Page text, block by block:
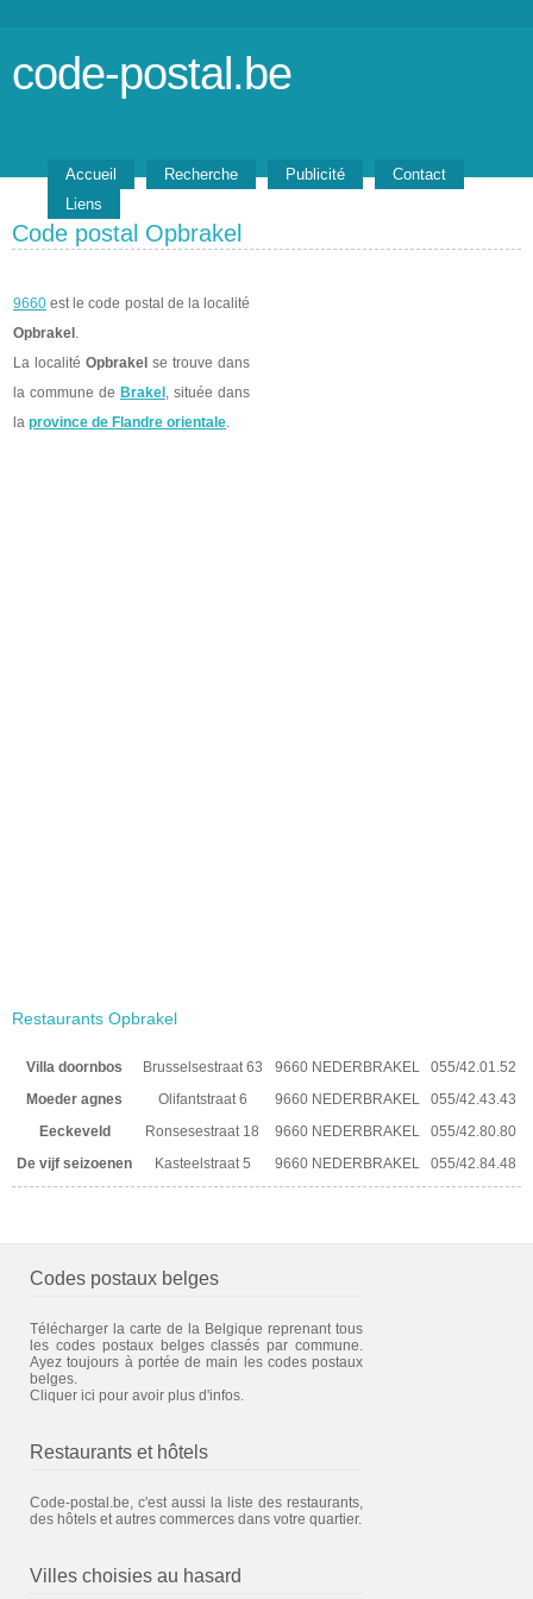
code-postal.be
Accueil Recherche Publicité
Contact
Liens
Code postal Opbrakel
9660 est le code postal de la localité
Opbrakel .
La localité Opbrakel se trouve dans
la commune de Brakel , située dans
la province de Flandre orientale.
Restaurants Opbrakel
Villa doornbos Brusselsestraat 63 9660 NEDERBRAKEL
055/42.01.52
Moeder agnes
Olifantstraat 6 9660 NEDERBRAKEL
055/42.43.43
Eeckeveld
Ronsesestraat 18 9660 NEDERBRAKEL
055/42.80.80
De vijf seizoenen
Kasteelstraat 5 9660 NEDERBRAKEL 055/42.84.48
Codes postaux belges
Télécharger la carte de la Belgique reprenant tous
les codes postaux belges classés par commune.
Ayez toujours à portée de main les codes postaux
belges.
Cliquer ici pour avoir plus d'infos.
Restaurants et hôtels
Code-postal.be, c'est aussi la liste des restaurants,
des hôtels et autres commerces dans votre quartier.
Villes choisies au hasard